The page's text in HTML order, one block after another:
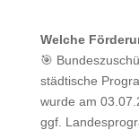
Welche
🎯
städtische
wurde am
ggf.